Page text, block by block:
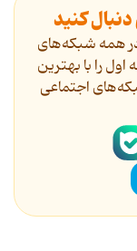
کنید
همه شبکه‌های
را با بهترین
اجتماعی